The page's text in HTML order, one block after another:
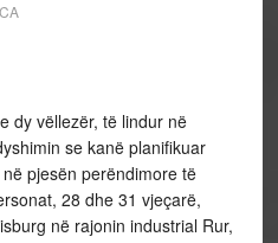
dy vëllezër, të lindur në
se kanë planifikuar
pjesën perëndimore të
28 dhe 31 vjeçarë,
në rajonin industrial Rur,